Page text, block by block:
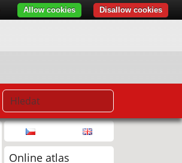
Online atlas
Disallow cookies
Allow cookies